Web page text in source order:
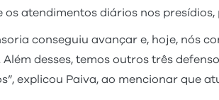
os atendimentos diários nos
conseguiu avançar e, hoje, nós
Além desses, temos outros três
explicou Paiva, ao mencionar que